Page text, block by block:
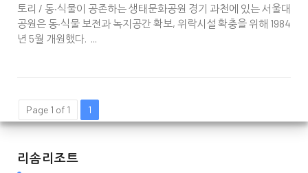
토리 / 동·식물이 공존하는 생태문화공원 경기 과천에 있는 서울대
공원은 동·식물 보전과 녹지공간 확보, 위락시설 확충을 위해 1984
년 5월 개원했다. ...
Page 1 of 1 1
리솜리조트